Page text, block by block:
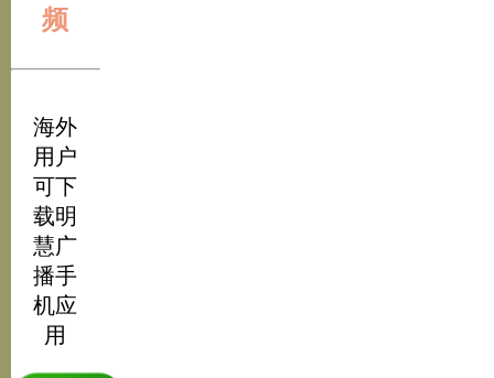
频
海外
用户
可下
载明
慧广
播手
机应
用